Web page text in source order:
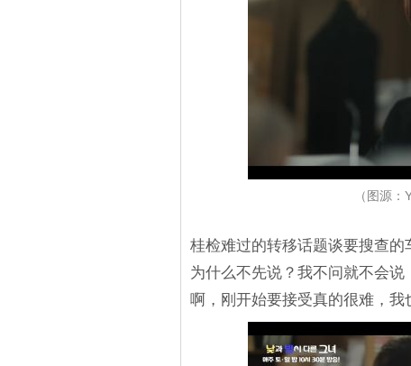
（图源：
桂检难过的转移话题谈要搜查
为什么不先说？我不问就不会
啊，刚开始要接受真的很难，